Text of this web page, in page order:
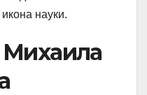
науки.